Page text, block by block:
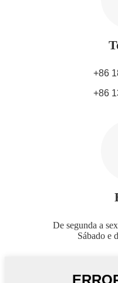
+86
+86
De segunda a
Sábado e